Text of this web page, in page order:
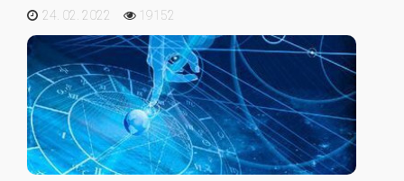
24. 02. 2022
19152